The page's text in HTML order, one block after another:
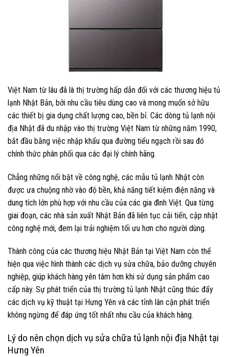
Việt Nam từ lâu đã là thị trường hấp dẫn đối với các thương hiệu tủ
lạnh Nhật Bản, bởi nhu cầu tiêu dùng cao và mong muốn sở hữu
các thiết bị gia dụng chất lượng cao, bền bỉ. Các dòng tủ lạnh nội
địa Nhật đã du nhập vào thị trường Việt Nam từ những năm 1990,
bắt đầu bằng việc nhập khẩu qua đường tiểu ngạch rồi sau đó
chính thức phân phối qua các đại lý chính hãng.
Chẳng những nổi bật về công nghệ, các mẫu tủ lạnh Nhật còn
được ưa chuộng nhờ vào độ bền, khả năng tiết kiệm điện năng và
dung tích lớn phù hợp với nhu cầu của các gia đình Việt. Qua từng
giai đoạn, các nhà sản xuất Nhật Bản đã liên tục cải tiến, cập nhật
công nghệ mới, đem lại trải nghiệm tối ưu hơn cho người dùng.
Thành công của các thương hiệu Nhật Bản tại Việt Nam còn thể
hiện qua việc hình thành các dịch vụ sửa chữa, bảo dưỡng chuyên
nghiệp, giúp khách hàng yên tâm hơn khi sử dụng sản phẩm cao
cấp này. Sự phát triển của thị trường tủ lạnh Nhật cũng thúc đẩy
các dịch vụ kỹ thuật tại Hưng Yên và các tỉnh lân cận phát triển
không ngừng để đáp ứng tốt nhất nhu cầu của khách hàng.
Lý do nên chọn dịch vụ sửa chữa tủ lạnh nội địa Nhật tại
Hưng Yên